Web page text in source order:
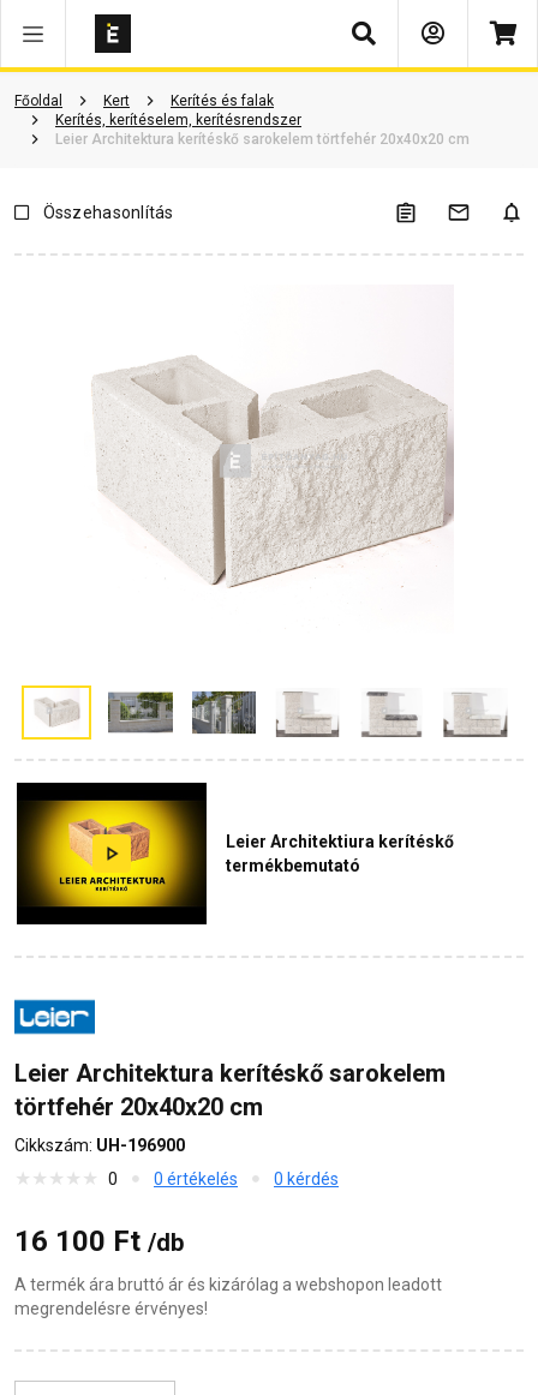
Keresés
Főoldal Kert
Kerítés és falak
Kerítés, kerítéselem, kerítésrendszer
Leier Architektura kerítéskő sarokelem törtfehér 20x40x20 cm
Vásárlói vélemények Kérdések és válaszok Kapcsolódó cikkek
Leier Architektiura kerítéskő
termékbemutató
Összehasonlítás
Leier Architektura kerítéskő sarokelem
törtfehér 20x40x20 cm
Cikkszám: UH-196900
0
0 értékelés 0 kérdés
16 100 Ft /db
A termék ára bruttó ár és kizárólag a webshopon leadott
megrendelésre érvényes!